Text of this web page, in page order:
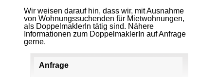
Wir weisen darauf hin, dass wir, mit Ausnahme
von Wohnungssuchenden für Mietwohnungen,
als DoppelmaklerIn tätig sind. Nähere
Informationen zum DoppelmaklerIn auf Anfrage
gerne.
Anfrage